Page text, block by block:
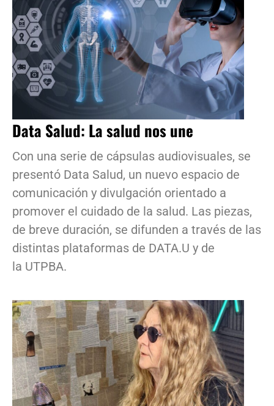
Data Salud: La salud nos une
Con una serie de cápsulas audiovisuales, se
presentó Data Salud, un nuevo espacio de
comunicación y divulgación orientado a
promover el cuidado de la salud. Las piezas,
de breve duración, se difunden a través de las
distintas plataformas de DATA.U y de
la UTPBA.